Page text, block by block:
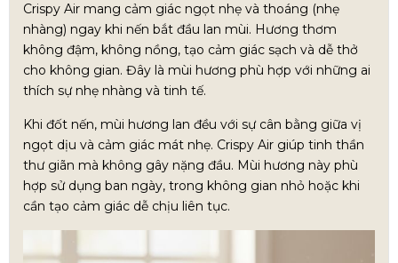
Crispy Air mang cảm giác ngọt nhẹ và thoáng (nhẹ
nhàng) ngay khi nến bắt đầu lan mùi. Hương thơm
không đậm, không nồng, tạo cảm giác sạch và dễ thở
cho không gian. Đây là mùi hương phù hợp với những ai
thích sự nhẹ nhàng và tinh tế.
Khi đốt nến, mùi hương lan đều với sự cân bằng giữa vị
ngọt dịu và cảm giác mát nhẹ. Crispy Air giúp tinh thần
thư giãn mà không gây nặng đầu. Mùi hương này phù
hợp sử dụng ban ngày, trong không gian nhỏ hoặc khi
cần tạo cảm giác dễ chịu liên tục.